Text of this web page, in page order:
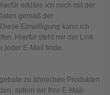
erkläre ich mich mit der
gemäß der
Einwilligung kann ich
Hierfür steht mir der Link
jeder E-Mail finde.
zu ähnlichen Produkten
sofern wir Ihre E-Mail-